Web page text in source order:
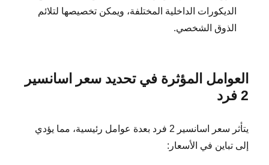
الديكورات الداخلية المختلفة، ويمكن تخصيصها لتلائم
الذوق الشخصي.
العوامل المؤثرة في تحديد سعر اسانسير
2 فرد
يتأثر سعر اسانسير 2 فرد بعدة عوامل رئيسية، مما يؤدي
إلى تباين في الأسعار: